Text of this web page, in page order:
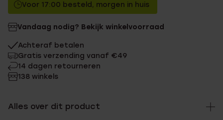
Voor 17:00 besteld, morgen in huis
Vandaag nodig? Bekijk winkelvoorraad
Achteraf betalen
Gratis verzending vanaf €49
14 dagen retourneren
138 winkels
Alles over dit product